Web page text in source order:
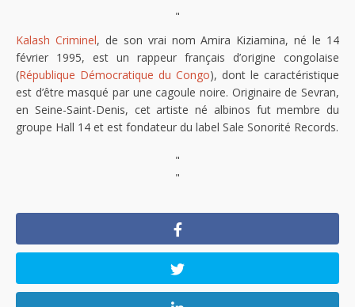
"
Kalash Criminel, de son vrai nom Amira Kiziamina, né le 14
février 1995, est un rappeur français d’origine congolaise
(République Démocratique du Congo), dont le caractéristique
est d’être masqué par une cagoule noire. Originaire de Sevran,
en Seine-Saint-Denis, cet artiste né albinos fut membre du
groupe Hall 14 et est fondateur du label Sale Sonorité Records.
"
"